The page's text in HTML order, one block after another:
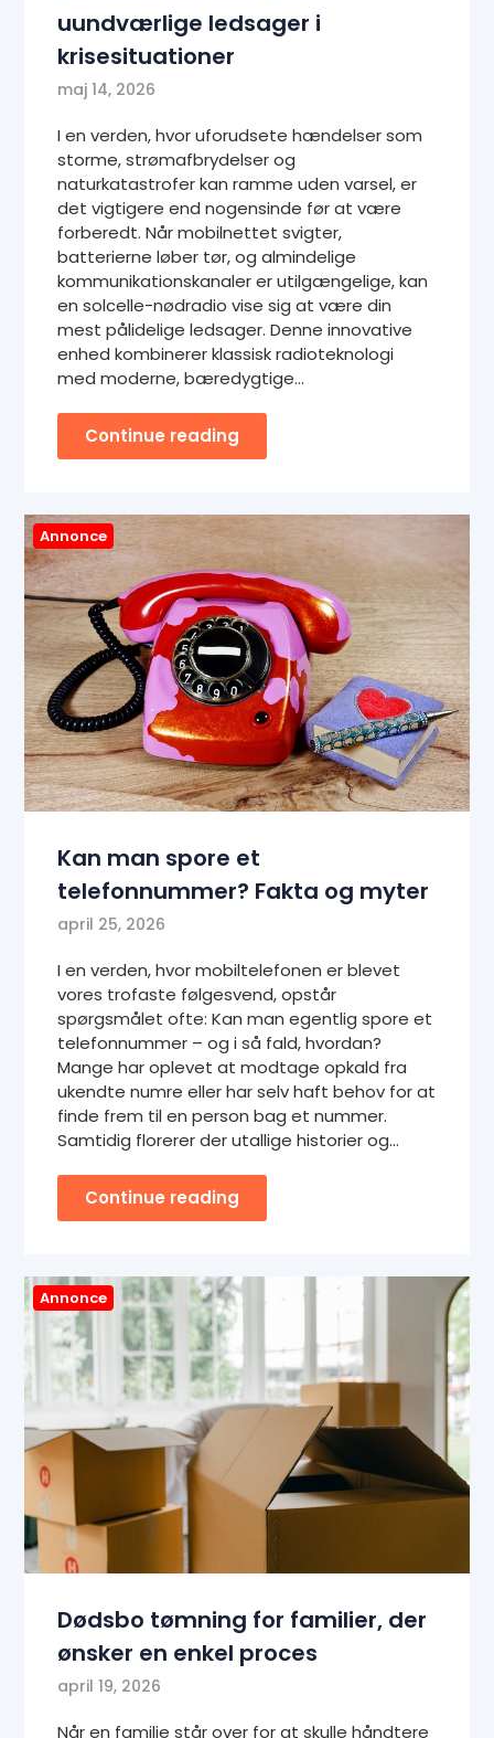
uundværlige ledsager i
krisesituationer
maj 14, 2026
I en verden, hvor uforudsete hændelser som
storme, strømafbrydelser og
naturkatastrofer kan ramme uden varsel, er
det vigtigere end nogensinde før at være
forberedt. Når mobilnettet svigter,
batterierne løber tør, og almindelige
kommunikationskanaler er utilgængelige, kan
en solcelle-nødradio vise sig at være din
mest pålidelige ledsager. Denne innovative
enhed kombinerer klassisk radioteknologi
med moderne, bæredygtige…
Continue reading
Annonce
Kan man spore et
telefonnummer? Fakta og myter
april 25, 2026
I en verden, hvor mobiltelefonen er blevet
vores trofaste følgesvend, opstår
spørgsmålet ofte: Kan man egentlig spore et
telefonnummer – og i så fald, hvordan?
Mange har oplevet at modtage opkald fra
ukendte numre eller har selv haft behov for at
finde frem til en person bag et nummer.
Samtidig florerer der utallige historier og…
Continue reading
Annonce
Dødsbo tømning for familier, der
ønsker en enkel proces
april 19, 2026
Når en familie står over for at skulle håndtere